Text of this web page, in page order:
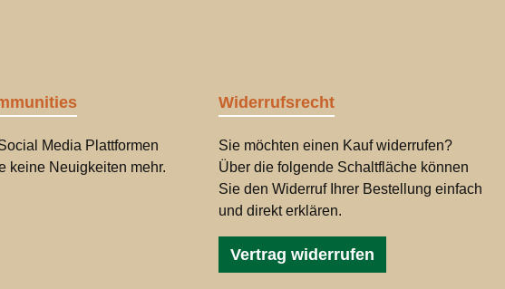
Media Plattformen
keine Neuigkeiten mehr.
Widerrufsrecht
Sie möchten einen Kauf widerrufen?
Über die folgende Schaltfläche können
Sie den Widerruf Ihrer Bestellung einfach
und direkt erklären.
Vertrag widerrufen